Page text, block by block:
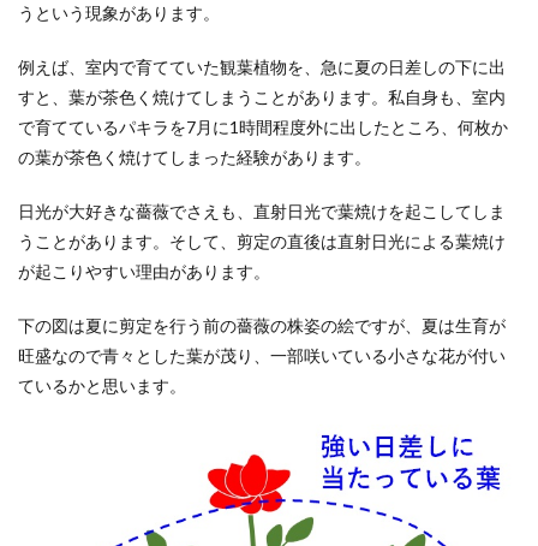
うという現象があります。
例えば、室内で育てていた観葉植物を、急に夏の日差しの下に出
すと、葉が茶色く焼けてしまうことがあります。私自身も、室内
で育てているパキラを7月に1時間程度外に出したところ、何枚か
の葉が茶色く焼けてしまった経験があります。
日光が大好きな薔薇でさえも、直射日光で葉焼けを起こしてしま
うことがあります。そして、剪定の直後は直射日光による葉焼け
が起こりやすい理由があります。
下の図は夏に剪定を行う前の薔薇の株姿の絵ですが、夏は生育が
旺盛なので青々とした葉が茂り、一部咲いている小さな花が付い
ているかと思います。